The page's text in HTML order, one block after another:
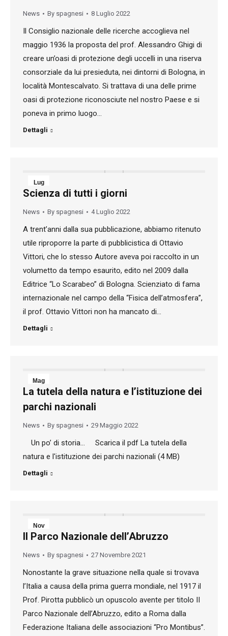
News By spagnesi 8 Luglio 2022
Il Consiglio nazionale delle ricerche accoglieva nel
maggio 1936 la proposta del prof. Alessandro Ghigi di
creare un’oasi di protezione degli uccelli in una riserva
consorziale da lui presieduta, nei dintorni di Bologna, in
località Montescalvato. Si trattava di una delle prime
oasi di protezione riconosciute nel nostro Paese e si
poneva in primo luogo…
Dettagli
Lug
4
2022
Scienza di tutti i giorni
News By spagnesi 4 Luglio 2022
A trent’anni dalla sua pubblicazione, abbiamo ritenuto
utile riproporre la parte di pubblicistica di Ottavio
Vittori, che lo stesso Autore aveva poi raccolto in un
volumetto da tempo esaurito, edito nel 2009 dalla
Editrice “Lo Scarabeo” di Bologna. Scienziato di fama
internazionale nel campo della “Fisica dell’atmosfera”,
il prof. Ottavio Vittori non ha mancato di…
Dettagli
Mag
29
2022
La tutela della natura e l’istituzione dei
parchi nazionali
News By spagnesi 29 Maggio 2022
Un po’ di storia… Scarica il pdf La tutela della
natura e l'istituzione dei parchi nazionali (4 MB)
Dettagli
Nov
27
2021
Il Parco Nazionale dell’Abruzzo
News By spagnesi 27 Novembre 2021
Nonostante la grave situazione nella quale si trovava
l’Italia a causa della prima guerra mondiale, nel 1917 il
Prof. Pirotta pubblicò un opuscolo avente per titolo II
Parco Nazionale dell’Abruzzo, edito a Roma dalla
Federazione Italiana delle associazioni “Pro Montibus”.